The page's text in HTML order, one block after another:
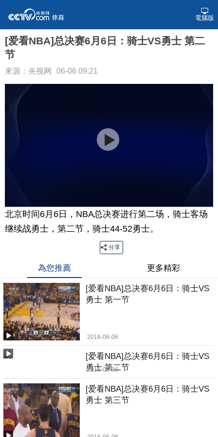
電腦版
[爱看NBA]总决赛6月6日：骑士VS勇士 第二
节
來源：央视网 06-06 09:21
北京时间6月6日，NBA总决赛进行第二场，骑士客场
继续战勇士，第二节，骑士44-52勇士。
分享
為您推薦 更多精彩
[爱看NBA]总决赛6月6日：骑士VS
勇士 第一节
2016-06-06
[爱看NBA]总决赛6月6日：骑士VS
勇士 第二节
2016-06-06
[爱看NBA]总决赛6月6日：骑士VS
勇士 第三节